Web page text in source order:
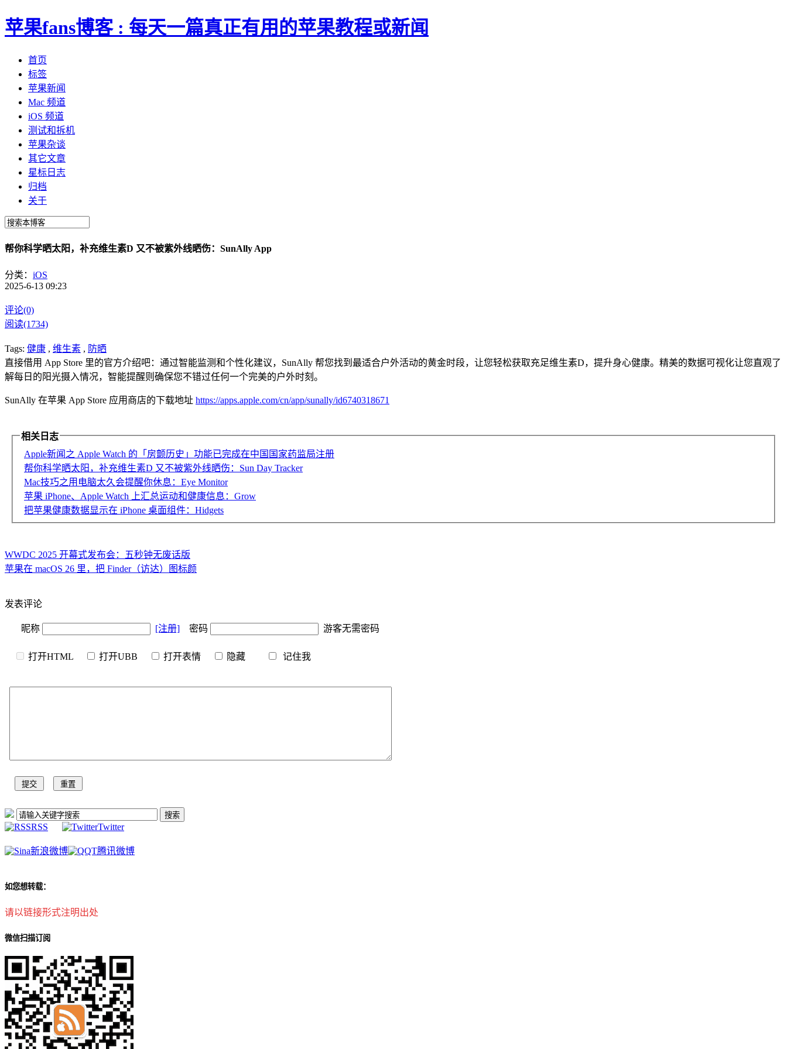
苹果fans博客 : 每天一篇真正有用的苹果教程或新闻
首页
标签
苹果新闻
Mac 频道
iOS 频道
测试和拆机
苹果杂谈
其它文章
星标日志
归档
关于
帮你科学晒太阳，补充维生素D 又不被紫外线晒伤：SunAlly App
分类： iOS
2025-6-13 09:23
评论(0)
阅读(1734)
Tags: 健康 , 维生素 , 防晒
直接借用 App Store 里的官方介绍吧：通过智能监测和个性化建议，SunAlly 帮您找到最适合户外活动的黄金时段，让您轻松获取充足维生素D，提升身心健康。精美的数据可视化让您直观了
解每日的阳光摄入情况，智能提醒则确保您不错过任何一个完美的户外时刻。
SunAlly 在苹果 App Store 应用商店的下载地址 https://apps.apple.com/cn/app/sunally/id6740318671
相关日志
Apple新闻之 Apple Watch 的「房颤历史」功能已完成在中国国家药监局注册
帮你科学晒太阳，补充维生素D 又不被紫外线晒伤：Sun Day Tracker
Mac技巧之用电脑太久会提醒你休息：Eye Monitor
苹果 iPhone、Apple Watch 上汇总运动和健康信息：Grow
把苹果健康数据显示在 iPhone 桌面组件：Hidgets
WWDC 2025 开幕式发布会：五秒钟无废话版
苹果在 macOS 26 里，把 Finder（访达）图标颜
发表评论
昵称 [注册] 密码 游客无需密码
打开HTML 打开UBB 打开表情 隐藏 记住我
RSS Twitter
新浪微博 腾讯微博
如您想转载：
请以链接形式注明出处
微信扫描订阅